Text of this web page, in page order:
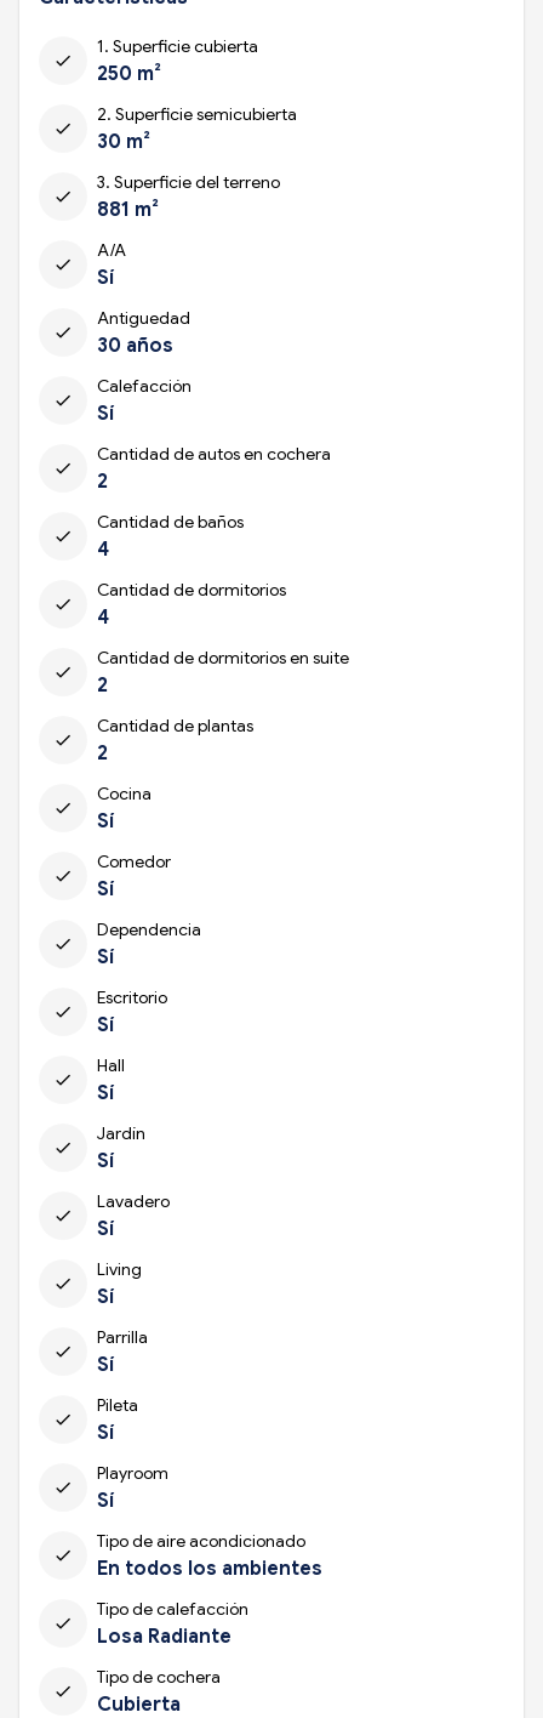
check
1. Superficie cubierta
250 m²
check
2. Superficie semicubierta
30 m²
check
3. Superficie del terreno
881 m²
check
A/A
Sí
check
Antiguedad
30 años
check
Calefacción
Sí
check
Cantidad de autos en cochera
2
check
Cantidad de baños
4
check
Cantidad de dormitorios
4
check
Cantidad de dormitorios en suite
2
check
Cantidad de plantas
2
check
Cocina
Sí
check
Comedor
Sí
check
Dependencia
Sí
check
Escritorio
Sí
check
Hall
Sí
check
Jardín
Sí
check
Lavadero
Sí
check
Living
Sí
check
Parrilla
Sí
check
Pileta
Sí
check
Playroom
Sí
check
Tipo de aire acondicionado
En todos los ambientes
check
Tipo de calefacción
Losa Radiante
check
Tipo de cochera
Cubierta